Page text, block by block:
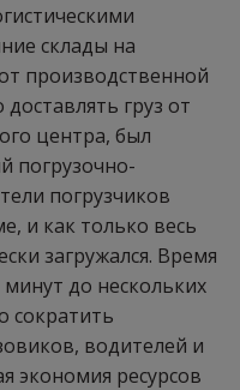
склады на
производственной
груз от
центра, был
погрузочно-
погрузчиков
и как только весь
загружался. Время
минут до нескольких
сократить
водителей и
экономия ресурсов